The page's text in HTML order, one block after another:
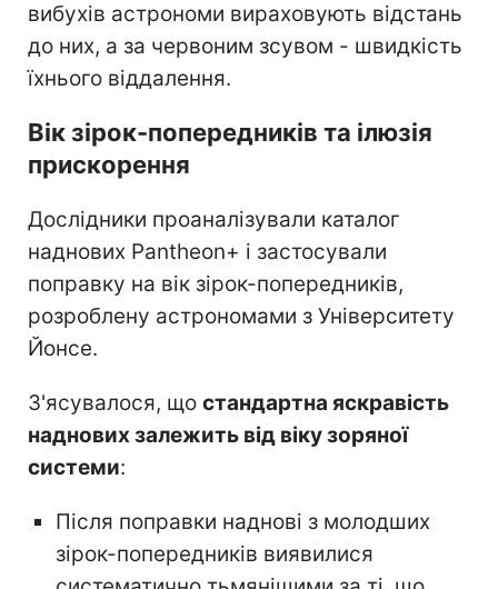
вибухів астрономи вираховують відстань
до них, а за червоним зсувом - швидкість
їхнього віддалення.
Вік зірок-попередників та ілюзія
прискорення
Дослідники проаналізували каталог
наднових Pantheon+ і застосували
поправку на вік зірок-попередників,
розроблену астрономами з Університету
Йонсе.
З'ясувалося, що стандартна яскравість
наднових залежить від віку зоряної
системи:
Після поправки наднові з молодших
зірок-попередників виявилися